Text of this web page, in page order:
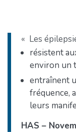
Les
résistent
environ un
entraînent
fréquence,
leurs
HAS –